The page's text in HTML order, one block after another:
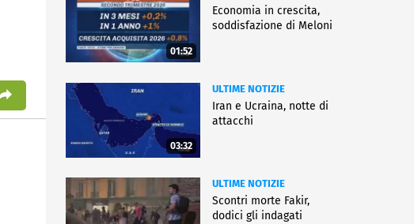
01:52
Economia in crescita,
soddisfazione di Meloni
03:32
ULTIME NOTIZIE
Iran e Ucraina, notte di
attacchi
ULTIME NOTIZIE
Scontri morte Fakir,
dodici gli indagati